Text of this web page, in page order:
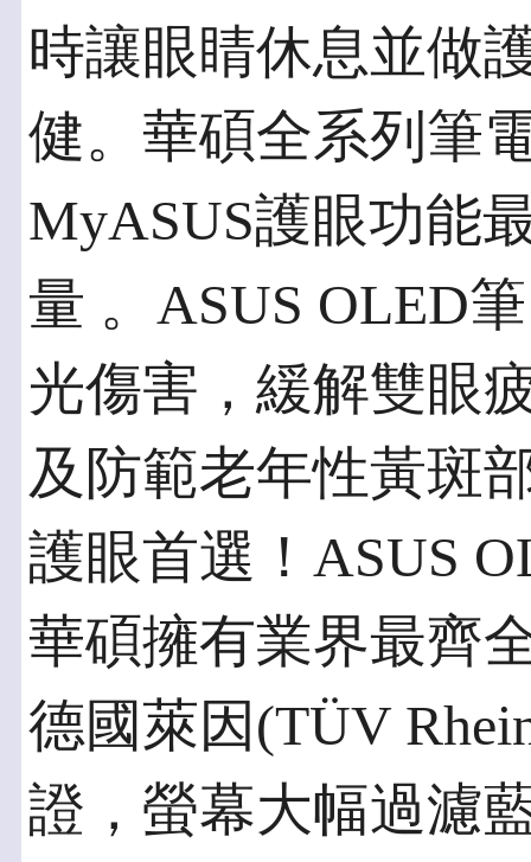
時讓眼睛休息並做
健。華碩全系列筆
MyASUS護眼功能
量 。ASUS OLED
光傷害，緩解雙眼
及防範老年性黃斑
護眼首選！ASUS
華碩擁有業界最齊
德國萊因(TÜV
證，螢幕大幅過濾